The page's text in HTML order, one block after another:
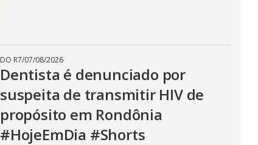
DO R7/07/08/2026
Dentista é denunciado por
suspeita de transmitir HIV de
propósito em Rondônia
#HojeEmDia #Shorts